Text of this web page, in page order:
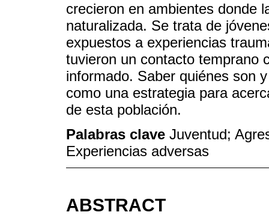
crecieron en ambientes donde
naturalizada. Se trata de
expuestos a experiencias
tuvieron un contacto temprano
informado. Saber quiénes son
como una estrategia para
de esta población.
Palabras clave Juventud;
Experiencias adversas
ABSTRACT